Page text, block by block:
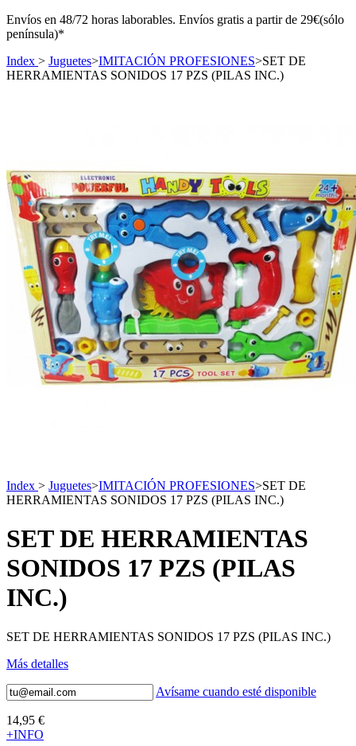
Envíos en 48/72 horas laborables. Envíos gratis a partir de 29€(sólo
península)*
Index > Juguetes>IMITACIÓN PROFESIONES>SET DE
HERRAMIENTAS SONIDOS 17 PZS (PILAS INC.)
Index > Juguetes>IMITACIÓN PROFESIONES>SET DE
HERRAMIENTAS SONIDOS 17 PZS (PILAS INC.)
SET DE HERRAMIENTAS
SONIDOS 17 PZS (PILAS
INC.)
SET DE HERRAMIENTAS SONIDOS 17 PZS (PILAS INC.)
Más detalles
Avísame cuando esté disponible
14,95 €
+INFO